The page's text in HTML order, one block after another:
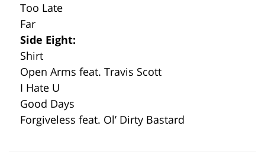
Too Late
Far
Side Eight:
Shirt
Open Arms feat. Travis Scott
I Hate U
Good Days
Forgiveless feat. Ol’ Dirty Bastard